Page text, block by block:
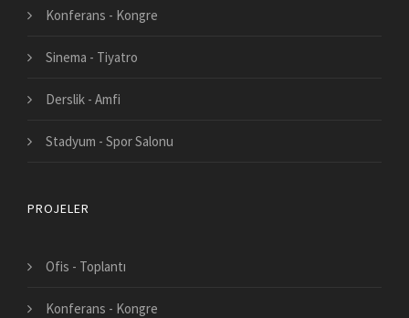
Konferans - Kongre
Sinema - Tiyatro
Derslik - Amfi
Stadyum - Spor Salonu
PROJELER
Ofis - Toplantı
Konferans - Kongre